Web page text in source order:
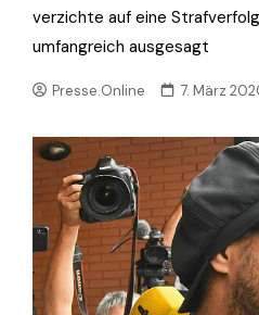
verzichte auf eine
umfangreich ausgesagt
Presse.Online 7. März